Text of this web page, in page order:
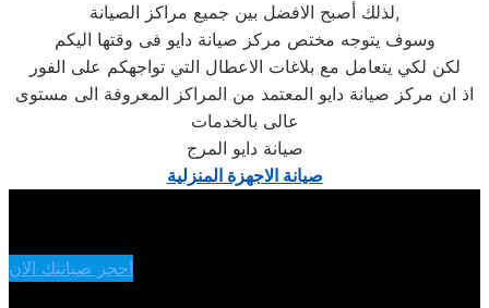
لذلك أصبح الافضل بين جميع مراكز الصيانة,
وسوف يتوجه مختص مركز صيانة دايو فى وقتها اليكم
لكن لكي يتعامل مع بلاغات الاعطال التي تواجهكم على الفور
اذ ان مركز صيانة دايو المعتمد من المراكز المعروفة الى مستوى
عالى بالخدمات
صيانة دايو المرج
صيانة الاجهزة المنزلية
احجز صيانتك الان